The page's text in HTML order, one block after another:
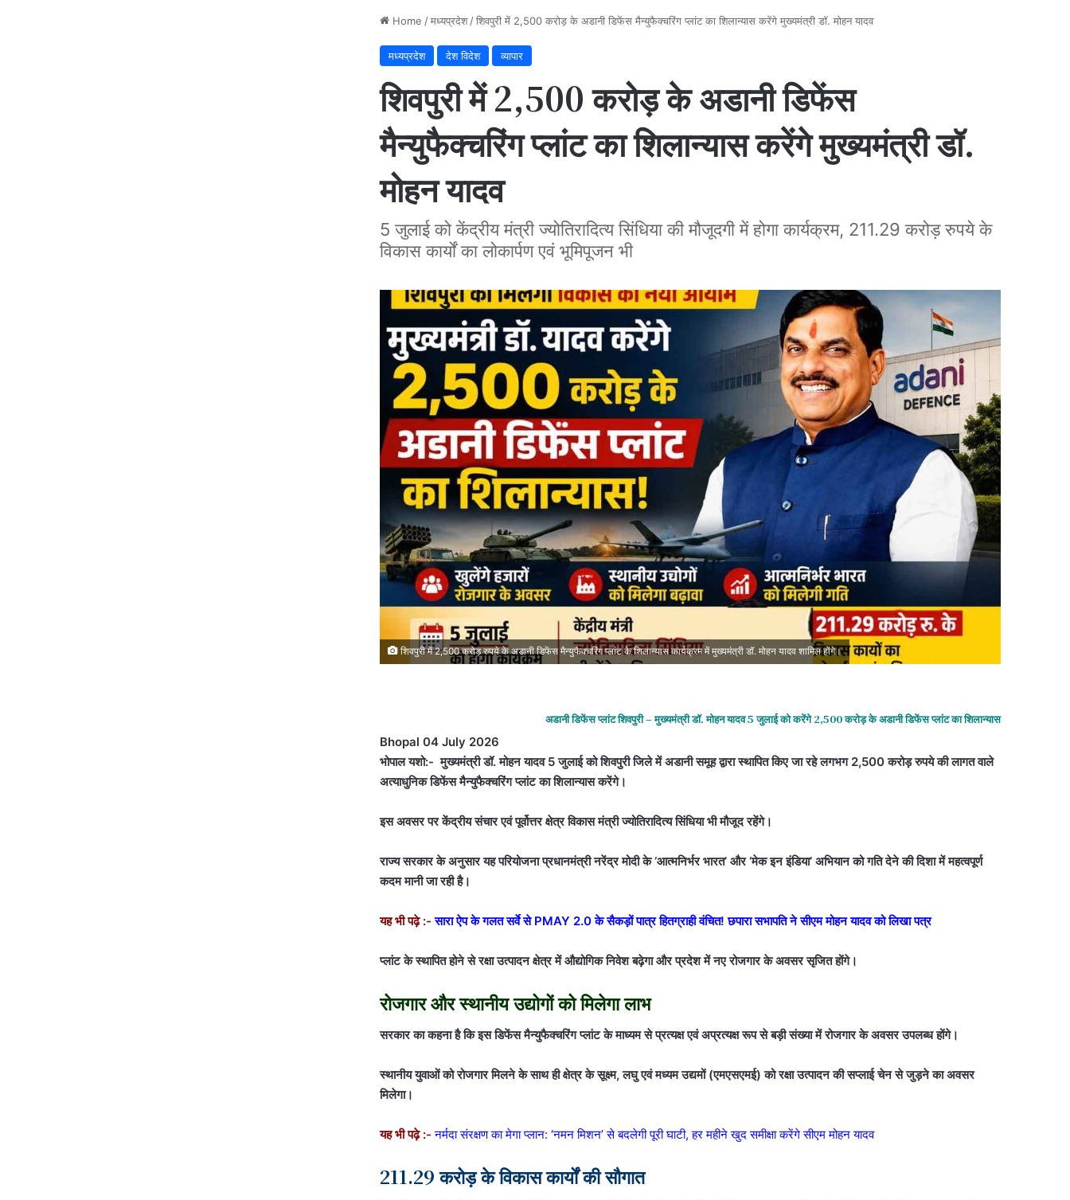
Home /मध्यप्रदेश /शिवपुरी में 2,500 करोड़ के अडानी डिफेंस मैन्युफैक्चरिंग प्लांट का शिलान्यास करेंगे मुख्यमंत्री डॉ. मोहन यादव
मध्यप्रदेश देश विदेश व्यापार
शिवपुरी में 2,500 करोड़ के अडानी डिफेंस
मैन्युफैक्चरिंग प्लांट का शिलान्यास करेंगे मुख्यमंत्री डॉ.
मोहन यादव
5 जुलाई को केंद्रीय मंत्री ज्योतिरादित्य सिंधिया की मौजूदगी में होगा कार्यक्रम, 211.29 करोड़ रुपये के
विकास कार्यों का लोकार्पण एवं भूमिपूजन भी
शिवपुरी में 2,500 करोड़ रुपये के अडानी डिफेंस मैन्युफैक्चरिंग प्लांट के शिलान्यास कार्यक्रम में मुख्यमंत्री डॉ. मोहन यादव शामिल होंगे।
अडानी डिफेंस प्लांट शिवपुरी – मुख्यमंत्री डॉ. मोहन यादव 5 जुलाई को करेंगे 2,500 करोड़ के अडानी डिफेंस प्लांट का शिलान्यास
Bhopal 04 July 2026
भोपाल यशो:- मुख्यमंत्री डॉ. मोहन यादव 5 जुलाई को शिवपुरी जिले में अडानी समूह द्वारा स्थापित किए जा रहे लगभग 2,500 करोड़ रुपये की लागत वाले
अत्याधुनिक डिफेंस मैन्युफैक्चरिंग प्लांट का शिलान्यास करेंगे।
इस अवसर पर केंद्रीय संचार एवं पूर्वोत्तर क्षेत्र विकास मंत्री ज्योतिरादित्य सिंधिया भी मौजूद रहेंगे।
राज्य सरकार के अनुसार यह परियोजना प्रधानमंत्री नरेंद्र मोदी के ‘आत्मनिर्भर भारत’ और ‘मेक इन इंडिया’ अभियान को गति देने की दिशा में महत्वपूर्ण
कदम मानी जा रही है।
यह भी पढ़े :-सारा ऐप के गलत सर्वे से PMAY 2.0 के सैकड़ों पात्र हितग्राही वंचित! छपारा सभापति ने सीएम मोहन यादव को लिखा पत्र
प्लांट के स्थापित होने से रक्षा उत्पादन क्षेत्र में औद्योगिक निवेश बढ़ेगा और प्रदेश में नए रोजगार के अवसर सृजित होंगे।
रोजगार और स्थानीय उद्योगों को मिलेगा लाभ
सरकार का कहना है कि इस डिफेंस मैन्युफैक्चरिंग प्लांट के माध्यम से प्रत्यक्ष एवं अप्रत्यक्ष रूप से बड़ी संख्या में रोजगार के अवसर उपलब्ध होंगे।
स्थानीय युवाओं को रोजगार मिलने के साथ ही क्षेत्र के सूक्ष्म, लघु एवं मध्यम उद्यमों (एमएसएमई) को रक्षा उत्पादन की सप्लाई चेन से जुड़ने का अवसर
मिलेगा।
यह भी पढ़े :-नर्मदा संरक्षण का मेगा प्लान: ‘नमन मिशन’ से बदलेगी पूरी घाटी, हर महीने खुद समीक्षा करेंगे सीएम मोहन यादव
211.29 करोड़ के विकास कार्यों की सौगात